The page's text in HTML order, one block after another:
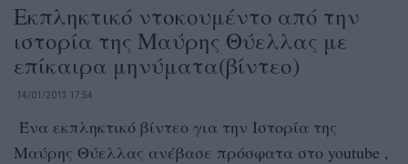
Εκπληκτικό ντοκουμέντο από την
ιστορία της Μαύρης Θύελλας με
επίκαιρα μηνύματα(βίντεο)
14/01/2013 17:54
Ένα εκπληκτικό βίντεο για την Ιστορία της
Μαύρης Θύελλας ανέβασε πρόσφατα στο youtube ,